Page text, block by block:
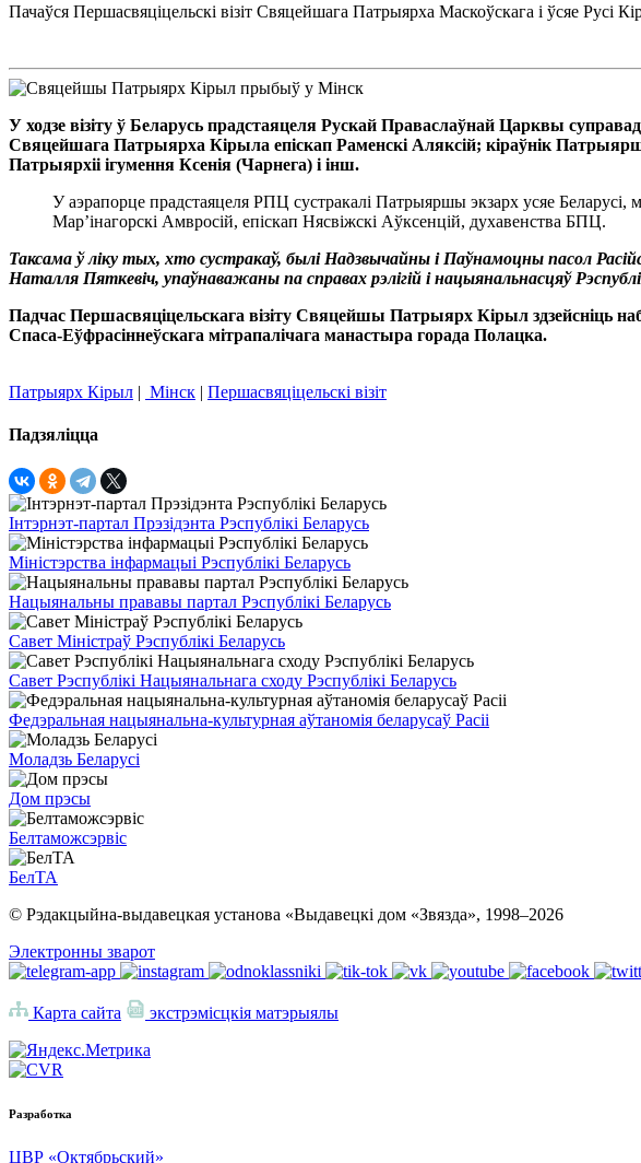
Пачаўся Першасвяціцельскі візіт Свяцейшага Патрыярха Маскоўскага і ўсяе
У ходзе візіту ў Беларусь прадстаяцеля Рускай Праваслаўнай Царквы
Свяцейшага Патрыярха Кірыла епіскап Раменскі Аляксій; кіраўнік
Патрыярхіі ігумення Ксенія (Чарнега) і інш.
У аэрапорце прадстаяцеля РПЦ сустракалі Патрыяршы экзарх усяе Беларусі,
Мар’інагорскі Амвросій, епіскап Нясвіжскі Аўксенцій, духавенства БПЦ.
Таксама ў ліку тых, хто сустракаў, былі Надзвычайны і Паўнамоцны пасол
Наталля Пяткевіч, упаўнаважаны па справах рэлігій і нацыянальнасцяў
Падчас Першасвяціцельскага візіту Свяцейшы Патрыярх Кірыл
Спаса-Еўфрасіннеўскага мітрапалічага манастыра горада Полацка.
Патрыярх Кірыл | Мінск | Першасвяціцельскі візіт
Падзяліцца
Інтэрнэт-партал Прэзідэнта Рэспублікі Беларусь
Міністэрства інфармацыі Рэспублікі Беларусь
Нацыянальны прававы партал Рэспублікі Беларусь
Савет Міністраў Рэспублікі Беларусь
Савет Рэспублікі Нацыянальнага сходу Рэспублікі Беларусь
Федэральная нацыянальна-культурная аўтаномія беларусаў Расіі
Моладзь Беларусі
Дом прэсы
Белтаможсэрвіс
БелТА
© Рэдакцыйна-выдавецкая установа «Выдавецкі дом «Звязда», 1998–2026
Электронны зварот
Карта сайта экстрэмісцкія матэрыялы
Разработка
ЦВР «Октябрьский»